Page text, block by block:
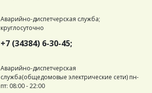
Аварийно-диспетчерская служба;
круглосуточно
+7 (34384) 6-30-45;
Аварийно-диспетчерская
служба(общедомовые электрические сети) пн-
пт: 08:00 - 22:00